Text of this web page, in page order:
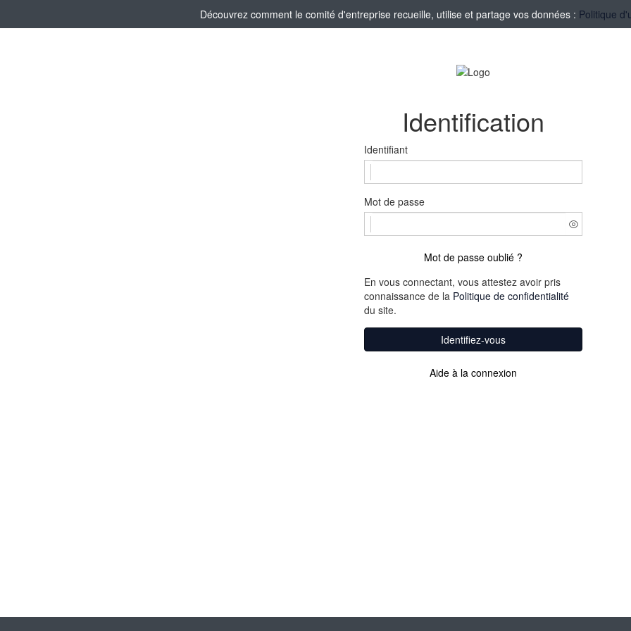
Découvrez comment le comité d'entreprise recueille, utilise et partage vos données : Politique
Identification
Identifiant
Mot de passe
Mot de passe oublié ?
En vous connectant, vous attestez avoir pris
connaissance de la Politique de confidentialité
du site.
Identifiez-vous
Aide à la connexion